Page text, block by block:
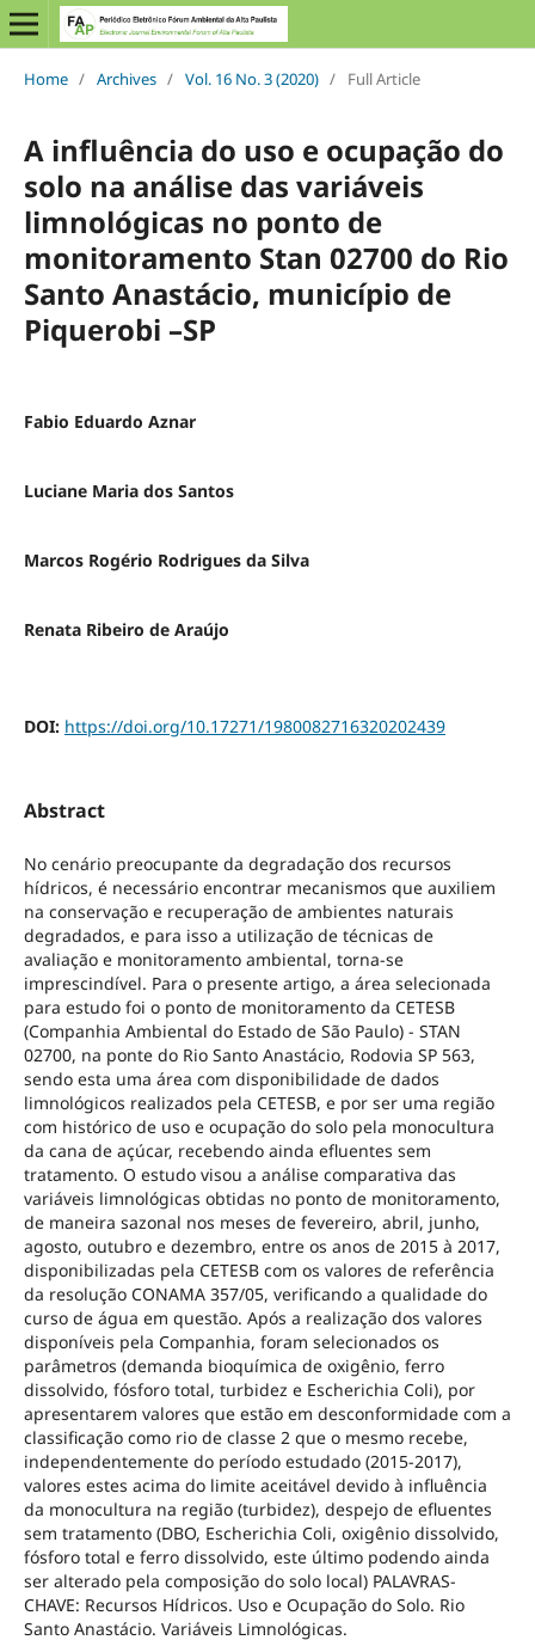
Home / Archives / Vol. 16 No. 3 (2020) / Full Article
A influência do uso e ocupação do
solo na análise das variáveis
limnológicas no ponto de
monitoramento Stan 02700 do Rio
Santo Anastácio, município de
Piquerobi –SP
Fabio Eduardo Aznar
Luciane Maria dos Santos
Marcos Rogério Rodrigues da Silva
Renata Ribeiro de Araújo
DOI: https://doi.org/10.17271/1980082716320202439
Abstract
No cenário preocupante da degradação dos recursos
hídricos, é necessário encontrar mecanismos que auxiliem
na conservação e recuperação de ambientes naturais
degradados, e para isso a utilização de técnicas de
avaliação e monitoramento ambiental, torna-se
imprescindível. Para o presente artigo, a área selecionada
para estudo foi o ponto de monitoramento da CETESB
(Companhia Ambiental do Estado de São Paulo) - STAN
02700, na ponte do Rio Santo Anastácio, Rodovia SP 563,
sendo esta uma área com disponibilidade de dados
limnológicos realizados pela CETESB, e por ser uma região
com histórico de uso e ocupação do solo pela monocultura
da cana de açúcar, recebendo ainda efluentes sem
tratamento. O estudo visou a análise comparativa das
variáveis limnológicas obtidas no ponto de monitoramento,
de maneira sazonal nos meses de fevereiro, abril, junho,
agosto, outubro e dezembro, entre os anos de 2015 à 2017,
disponibilizadas pela CETESB com os valores de referência
da resolução CONAMA 357/05, verificando a qualidade do
curso de água em questão. Após a realização dos valores
disponíveis pela Companhia, foram selecionados os
parâmetros (demanda bioquímica de oxigênio, ferro
dissolvido, fósforo total, turbidez e Escherichia Coli), por
apresentarem valores que estão em desconformidade com a
classificação como rio de classe 2 que o mesmo recebe,
independentemente do período estudado (2015-2017),
valores estes acima do limite aceitável devido à influência
da monocultura na região (turbidez), despejo de efluentes
sem tratamento (DBO, Escherichia Coli, oxigênio dissolvido,
fósforo total e ferro dissolvido, este último podendo ainda
ser alterado pela composição do solo local) PALAVRAS-
CHAVE: Recursos Hídricos. Uso e Ocupação do Solo. Rio
Santo Anastácio. Variáveis Limnológicas.